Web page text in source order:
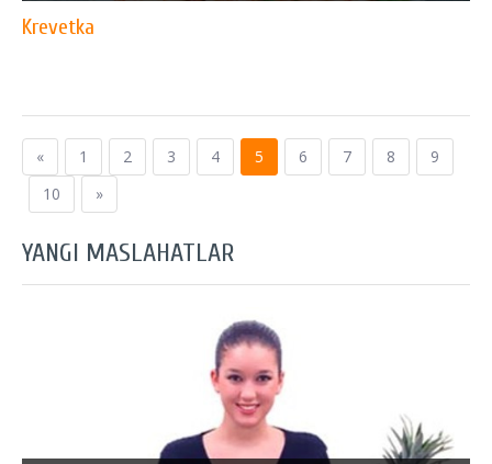
Krevetka
« 1 2 3 4 5 6 7 8
9
10
»
YANGI MASLAHATLAR